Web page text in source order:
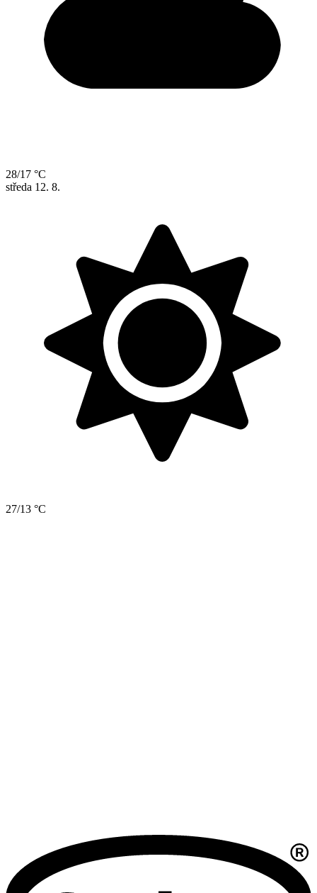
28/17 °C
středa 12. 8.
27/13 °C